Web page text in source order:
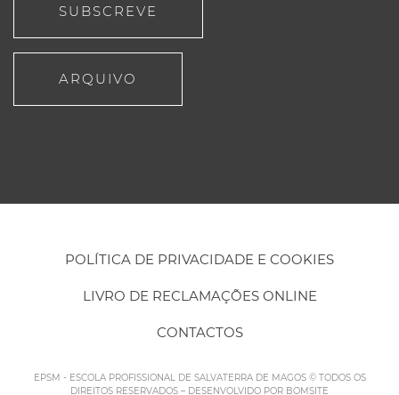
SUBSCREVE
ARQUIVO
POLÍTICA DE PRIVACIDADE E COOKIES
LIVRO DE RECLAMAÇÕES ONLINE
CONTACTOS
EPSM - ESCOLA PROFISSIONAL DE SALVATERRA DE MAGOS © TODOS OS
DIREITOS RESERVADOS – DESENVOLVIDO POR BOMSITE